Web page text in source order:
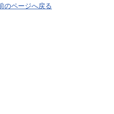
のページへ戻る